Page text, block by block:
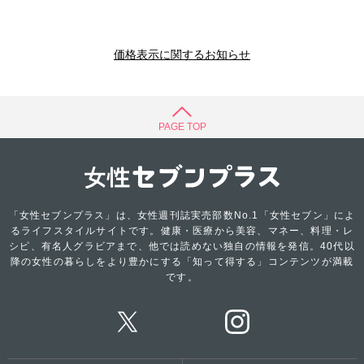
価格表示に関するお知らせ
PAGE TOP
「女性セブンプラス」は、女性週刊誌実売部数No.1「女性セブン」によ
るライフスタイルサイトです。健康・医療から美容、マネー、料理・レ
シピ、有名人グラビアまで、他では読めない独自の情報を発信。40代以
降の女性の暮らしをより豊かにする「知って得する」コンテンツが満載
です。